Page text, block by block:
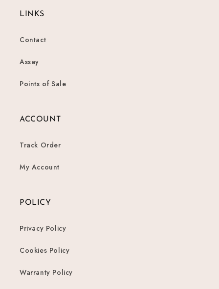
LINKS
Contact
Assay
Points of Sale
ACCOUNT
Track Order
My Account
POLICY
Privacy Policy
Cookies Policy
Warranty Policy